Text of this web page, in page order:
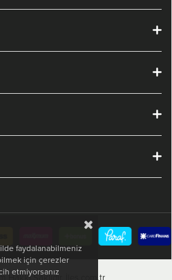
Saklıdır. İles.com.tr
faydalanabilmeniz
için çerezler
etmiyorsanız